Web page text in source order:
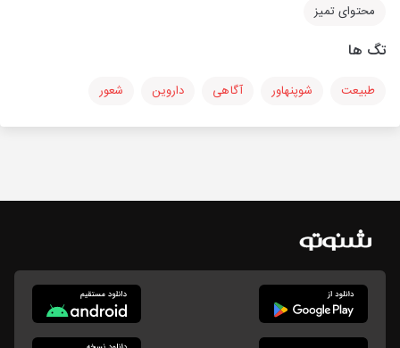
محتوای تمیز
تگ ها
طبیعت شوپنهاور آگاهی داروین شعور